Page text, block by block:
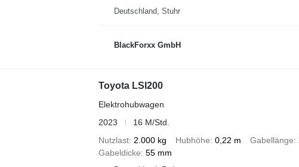
Deutschland, Stuhr
BlackForxx GmbH
Toyota LSI200
Elektrohubwagen
2023
16 M/Std.
Nutzlast 2.000 kg Hubhöhe 0,22 m Gabellänge
Gabeldicke 55 mm